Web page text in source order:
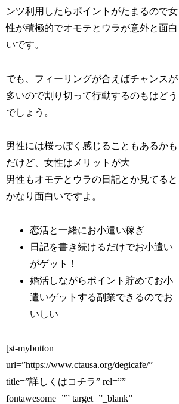
ンツ利用したらポイントがたまるので女
性が積極的でオモテとウラが意外と面白
いです。
でも、フィーリングが合えばチャンスが
多いので割り切って行動するのもはどう
でしょう。
男性には桜っぽく感じることもあるかも
だけど、女性はメリットが大
男性もオモテとウラの日記とか見てると
かなり面白いですよ。
恋活と一緒にお小遣い稼ぎ
日記を書き続けるだけでお小遣い
がゲット！
婚活しながらポイント貯めてお小
遣いゲットする副業できるのでお
いしい
[st-mybutton
url=”https://www.ctausa.org/degicafe/”
title=”詳しくはコチラ” rel=””
fontawesome=”” target=”_blank”